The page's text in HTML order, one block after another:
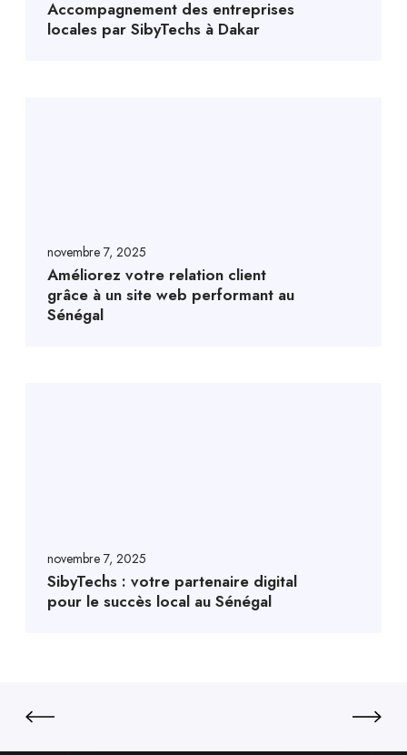
Accompagnement des entreprises
locales par SibyTechs à Dakar
novembre 7, 2025
Améliorez votre relation client
grâce à un site web performant au
Sénégal
novembre 7, 2025
SibyTechs : votre partenaire digital
pour le succès local au Sénégal